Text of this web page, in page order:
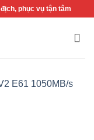
phục vụ tận tâm